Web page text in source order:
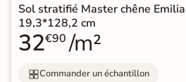
Sol stratifié Master chêne
19,3*128,2 cm
32€90 /m²
Commander un échantillon